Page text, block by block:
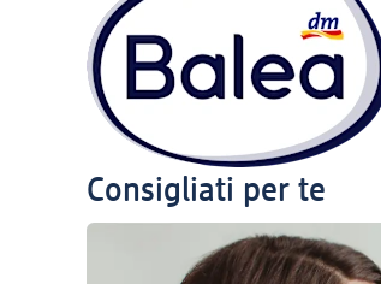
Consigliati per te